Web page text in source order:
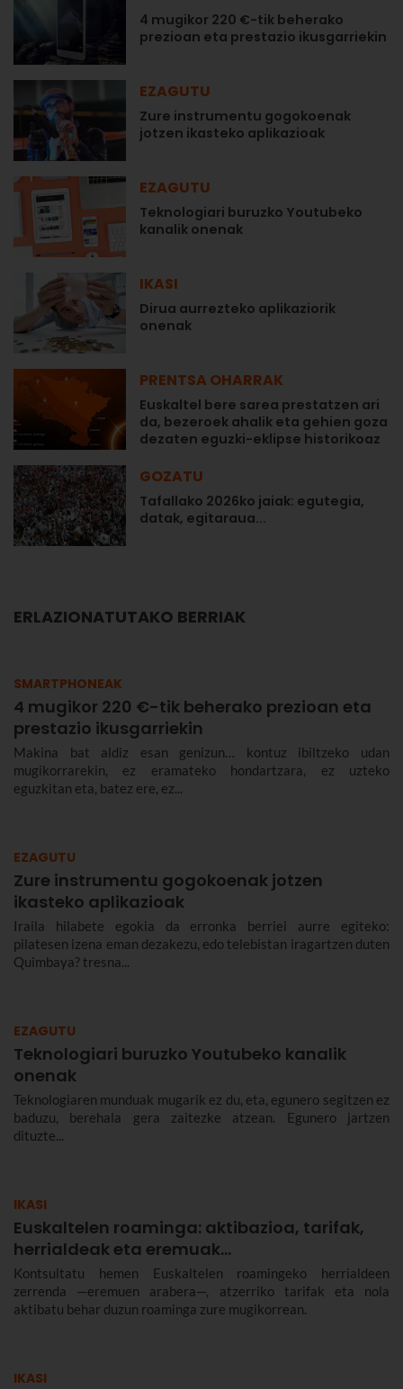
4 mugikor 220 €-tik beherako
prezioan eta prestazio ikusgarriekin
EZAGUTU
Zure instrumentu gogokoenak
jotzen ikasteko aplikazioak
EZAGUTU
Teknologiari buruzko Youtubeko
kanalik onenak
IKASI
Dirua aurrezteko aplikaziorik
onenak
PRENTSA OHARRAK
Euskaltel bere sarea prestatzen ari
da, bezeroek ahalik eta gehien goza
dezaten eguzki-eklipse historikoaz
GOZATU
Tafallako 2026ko jaiak: egutegia,
datak, egitaraua...
ERLAZIONATUTAKO BERRIAK
SMARTPHONEAK
4 mugikor 220 €-tik beherako prezioan eta
prestazio ikusgarriekin
Makina bat aldiz esan genizun… kontuz ibiltzeko udan
mugikorrarekin, ez eramateko hondartzara, ez uzteko
eguzkitan eta, batez ere, ez...
EZAGUTU
Zure instrumentu gogokoenak jotzen
ikasteko aplikazioak
Iraila hilabete egokia da erronka berriei aurre egiteko:
pilatesen izena eman dezakezu, edo telebistan iragartzen duten
Quimbaya? tresna...
EZAGUTU
Teknologiari buruzko Youtubeko kanalik
onenak
Teknologiaren munduak mugarik ez du, eta, egunero segitzen ez
baduzu, berehala gera zaitezke atzean. Egunero jartzen
dituzte...
IKASI
Euskaltelen roaminga: aktibazioa, tarifak,
herrialdeak eta eremuak…
Kontsultatu hemen Euskaltelen roamingeko herrialdeen
zerrenda —eremuen arabera—, atzerriko tarifak eta nola
aktibatu behar duzun roaminga zure mugikorrean.
IKASI